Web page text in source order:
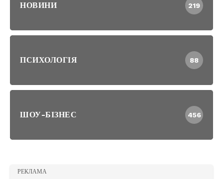
НОВИНИ 219
ПСИХОЛОГІЯ 88
ШОУ-БІЗНЕС 456
РЕКЛАМА